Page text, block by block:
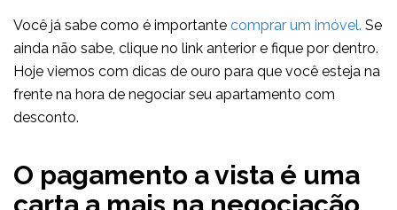
Você já sabe como é importante comprar um imóvel. Se
ainda não sabe, clique no link anterior e fique por dentro.
Hoje viemos com dicas de ouro para que você esteja na
frente na hora de negociar seu apartamento com
desconto.
O pagamento a vista é uma